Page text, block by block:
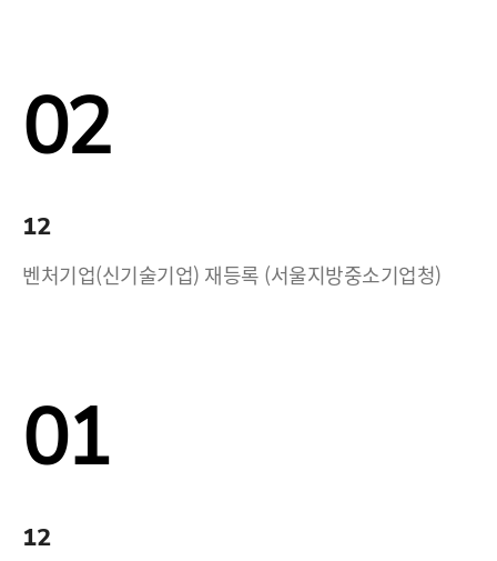
02
12
벤처기업(신기술기업) 재등록 (서울지방중소기업청)
01
12